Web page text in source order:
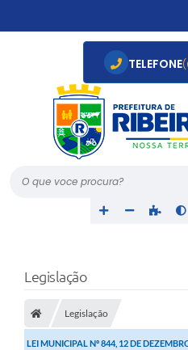
O que voce procura?
TELEFONE
Legislação
Legislação
LEI MUNICIPAL Nº 844, 12 DE